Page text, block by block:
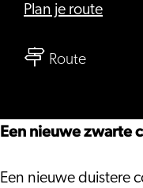
Plan je routenaar
II
Routenaar
–
II
Een nieuwe zwarte
Een nieuwe duistere